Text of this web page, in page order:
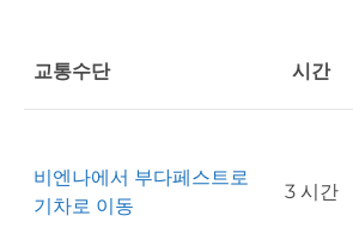
교통수단 시간
비엔나에서 부다페스트로
기차로 이동
3 시간